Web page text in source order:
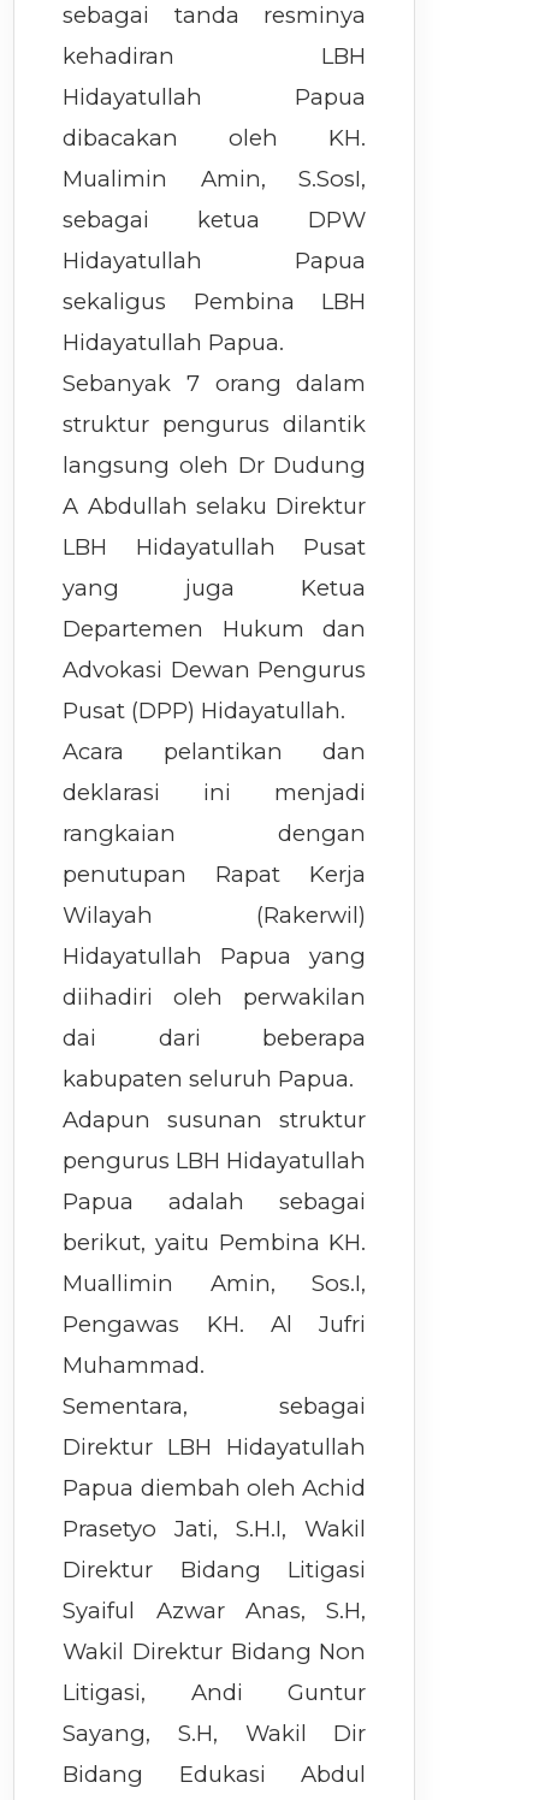
sebagai tanda resminya
kehadiran LBH
Hidayatullah Papua
dibacakan oleh KH.
Mualimin Amin, S.SosI,
sebagai ketua DPW
Hidayatullah Papua
sekaligus Pembina LBH
Hidayatullah Papua.
Sebanyak 7 orang dalam
struktur pengurus dilantik
langsung oleh Dr Dudung
A Abdullah selaku Direktur
LBH Hidayatullah Pusat
yang juga Ketua
Departemen Hukum dan
Advokasi Dewan Pengurus
Pusat (DPP) Hidayatullah.
Acara pelantikan dan
deklarasi ini menjadi
rangkaian dengan
penutupan Rapat Kerja
Wilayah (Rakerwil)
Hidayatullah Papua yang
diihadiri oleh perwakilan
dai dari beberapa
kabupaten seluruh Papua.
Adapun susunan struktur
pengurus LBH Hidayatullah
Papua adalah sebagai
berikut, yaitu Pembina KH.
Muallimin Amin, Sos.I,
Pengawas KH. Al Jufri
Muhammad.
Sementara, sebagai
Direktur LBH Hidayatullah
Papua diembah oleh Achid
Prasetyo Jati, S.H.I, Wakil
Direktur Bidang Litigasi
Syaiful Azwar Anas, S.H,
Wakil Direktur Bidang Non
Litigasi, Andi Guntur
Sayang, S.H, Wakil Dir
Bidang Edukasi Abdul